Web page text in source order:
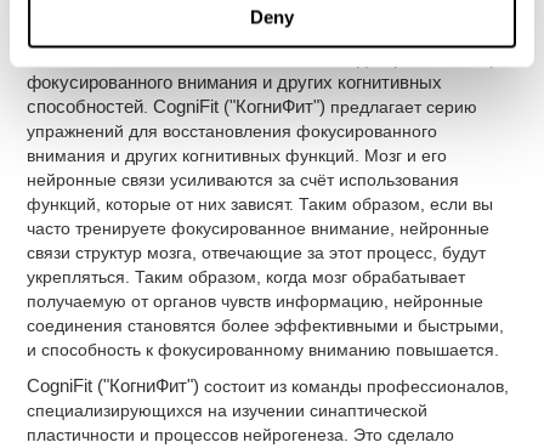
Deny
возможность делать это профессионально.
фокусированного внимания и других когнитивных
способностей.CogniFit ("КогниФит") предлагает серию
упражнений для восстановления фокусированного
внимания и других когнитивных функций. Мозг и его
нейронные связи усиливаются за счёт использования
функций, которые от них зависят. Таким образом, если вы
часто тренируете фокусированное внимание, нейронные
связи структур мозга, отвечающие за этот процесс, будут
укрепляться. Таким образом, когда мозг обрабатывает
получаемую от органов чувств информацию, нейронные
соединения становятся более эффективными и быстрыми,
и способность к фокусированному вниманию повышается.
CogniFit ("КогниФит") состоит из команды профессионалов,
специализирующихся на изучении синаптической
пластичности и процессов нейрогенеза. Это сделало